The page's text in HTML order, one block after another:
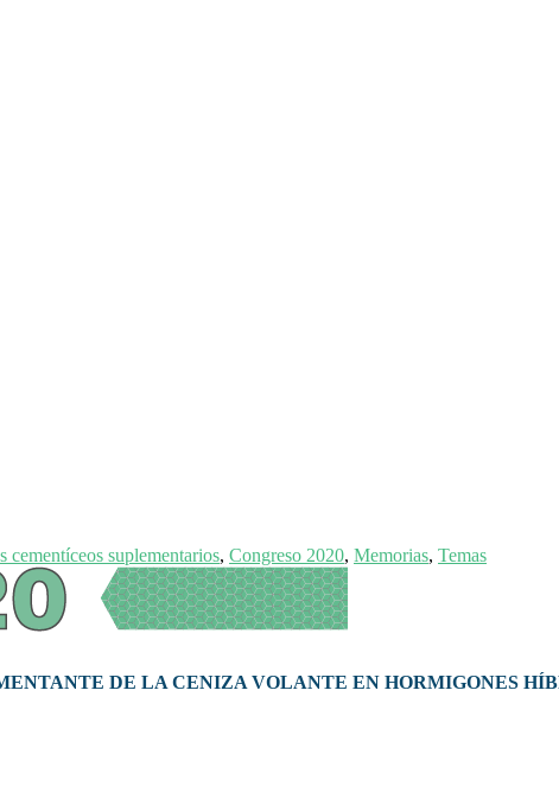
cementíceos suplementarios, Congreso 2020, Memorias, Temas
DE LA CENIZA VOLANTE EN HORMIGONES